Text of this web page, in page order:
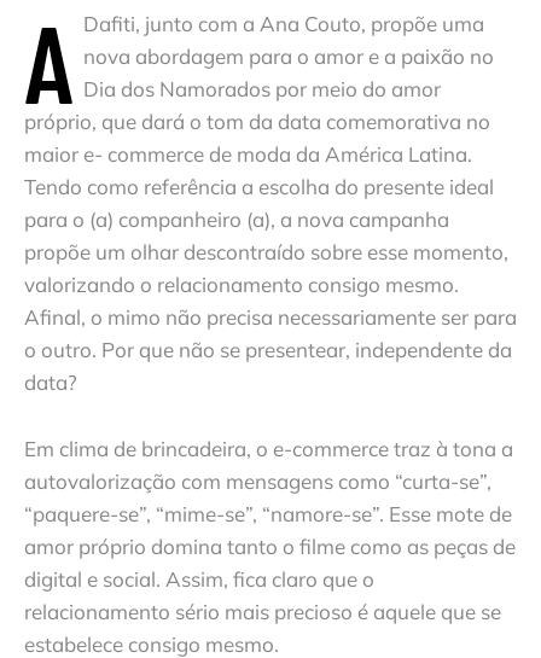
A Dafiti, junto com a Ana Couto, propõe uma
nova abordagem para o amor e a paixão no
Dia dos Namorados por meio do amor
próprio, que dará o tom da data comemorativa no
maior e- commerce de moda da América Latina.
Tendo como referência a escolha do presente ideal
para o (a) companheiro (a), a nova campanha
propõe um olhar descontraído sobre esse momento,
valorizando o relacionamento consigo mesmo.
Afinal, o mimo não precisa necessariamente ser para
o outro. Por que não se presentear, independente da
data?
Em clima de brincadeira, o e-commerce traz à tona a
autovalorização com mensagens como “curta-se”,
“paquere-se”, “mime-se”, “namore-se”. Esse mote de
amor próprio domina tanto o filme como as peças de
digital e social. Assim, fica claro que o
relacionamento sério mais precioso é aquele que se
estabelece consigo mesmo.